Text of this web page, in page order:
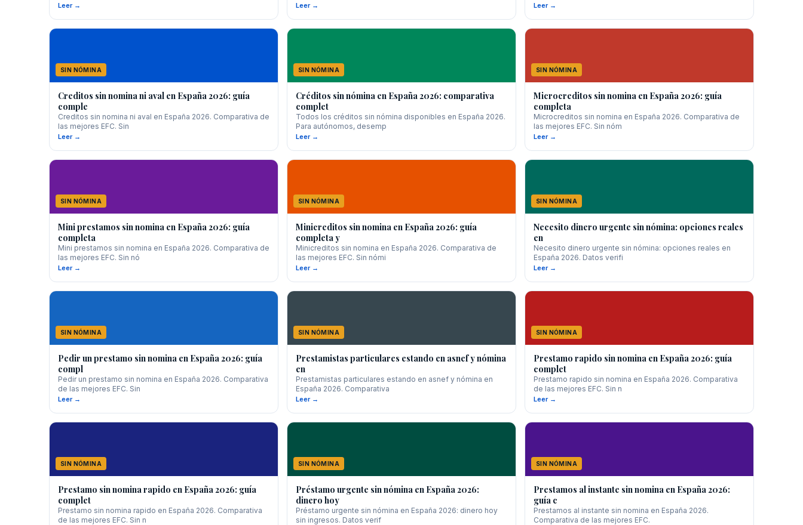
Leer → Leer → Leer →
SIN NÓMINA
Creditos sin nomina ni aval en España 2026: guía
comple
Creditos sin nomina ni aval en España 2026. Comparativa de
las mejores EFC. Sin
Leer →
SIN NÓMINA
Créditos sin nómina en España 2026: comparativa
complet
Todos los créditos sin nómina disponibles en España 2026.
Para autónomos, desemp
Leer →
SIN NÓMINA
Microcreditos sin nomina en España 2026: guía
completa
Microcreditos sin nomina en España 2026. Comparativa de
las mejores EFC. Sin nóm
Leer →
SIN NÓMINA
Mini prestamos sin nomina en España 2026: guía
completa
Mini prestamos sin nomina en España 2026. Comparativa de
las mejores EFC. Sin nó
Leer →
SIN NÓMINA
Minicreditos sin nomina en España 2026: guía
completa y
Minicreditos sin nomina en España 2026. Comparativa de
las mejores EFC. Sin nómi
Leer →
SIN NÓMINA
Necesito dinero urgente sin nómina: opciones reales
en
Necesito dinero urgente sin nómina: opciones reales en
España 2026. Datos verifi
Leer →
SIN NÓMINA
Pedir un prestamo sin nomina en España 2026: guía
compl
Pedir un prestamo sin nomina en España 2026. Comparativa
de las mejores EFC. Sin
Leer →
SIN NÓMINA
Prestamistas particulares estando en asnef y nómina
en
Prestamistas particulares estando en asnef y nómina en
España 2026. Comparativa
Leer →
SIN NÓMINA
Prestamo rapido sin nomina en España 2026: guía
complet
Prestamo rapido sin nomina en España 2026. Comparativa
de las mejores EFC. Sin n
Leer →
SIN NÓMINA
Prestamo sin nomina rapido en España 2026: guía
complet
Prestamo sin nomina rapido en España 2026. Comparativa
de las mejores EFC. Sin n
SIN NÓMINA
Préstamo urgente sin nómina en España 2026:
dinero hoy
Préstamo urgente sin nómina en España 2026: dinero hoy
sin ingresos. Datos verif
SIN NÓMINA
Prestamos al instante sin nomina en España 2026:
guía c
Prestamos al instante sin nomina en España 2026.
Comparativa de las mejores EFC.